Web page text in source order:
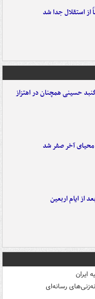
از استقلال جدا شد
حسینی همچنان در اهتزاز
محیای آخر صفر شد
از ایام اربعین
ایران
رسانه‌ای